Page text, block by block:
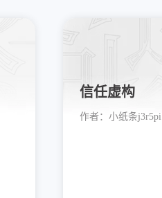
信任虚构
作者： 小纸条j3r5pi